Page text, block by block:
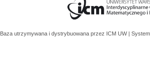
Baza utrzymywana i dystrybuowana przez ICM UW |